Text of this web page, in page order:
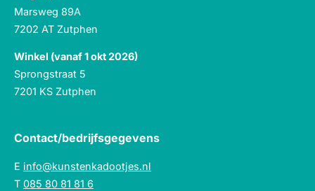
Marsweg 89A
7202 AT Zutphen
Winkel (vanaf 1 okt 2026)
Sprongstraat 5
7201 KS Zutphen
Contact/bedrijfsgegevens
E info@kunstenkadootjes.nl
T 085 80 81 81 6